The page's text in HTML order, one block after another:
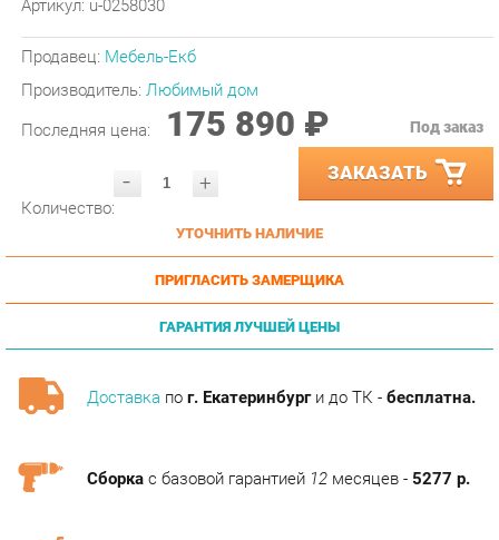
Производитель:Любимый дом
Последняя цена: 175 890 ₽
- ЗАКАЗАТЬ
УТОЧНИТЬ НАЛИЧИЕ
ПРИГЛАСИТЬ ЗАМЕРЩИКА
ГАРАНТИЯ ЛУЧШЕЙ ЦЕНЫ
Доставкапог. Екатеринбурги до ТК -бесплатна.